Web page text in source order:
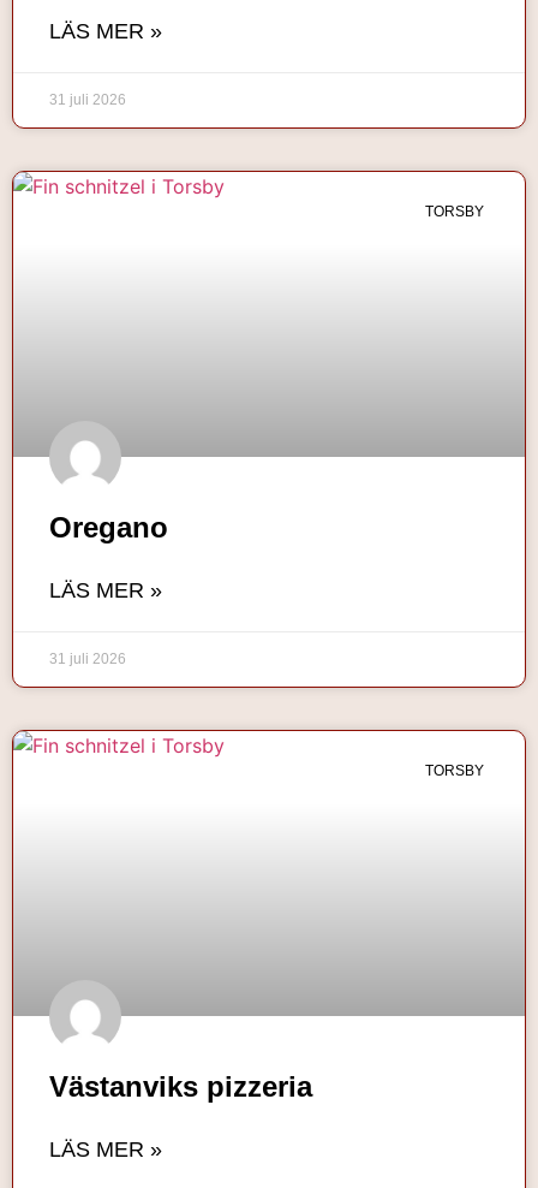
LÄS MER »
31 juli 2026
TORSBY
Oregano
LÄS MER »
31 juli 2026
TORSBY
Västanviks pizzeria
LÄS MER »